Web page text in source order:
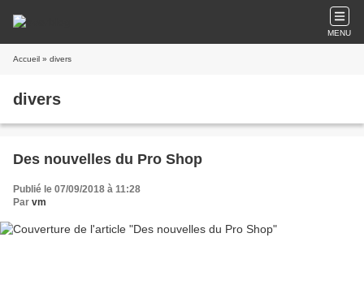
MENU
Accueil » divers
divers
Des nouvelles du Pro Shop
Publié le 07/09/2018 à 11:28
Par vm